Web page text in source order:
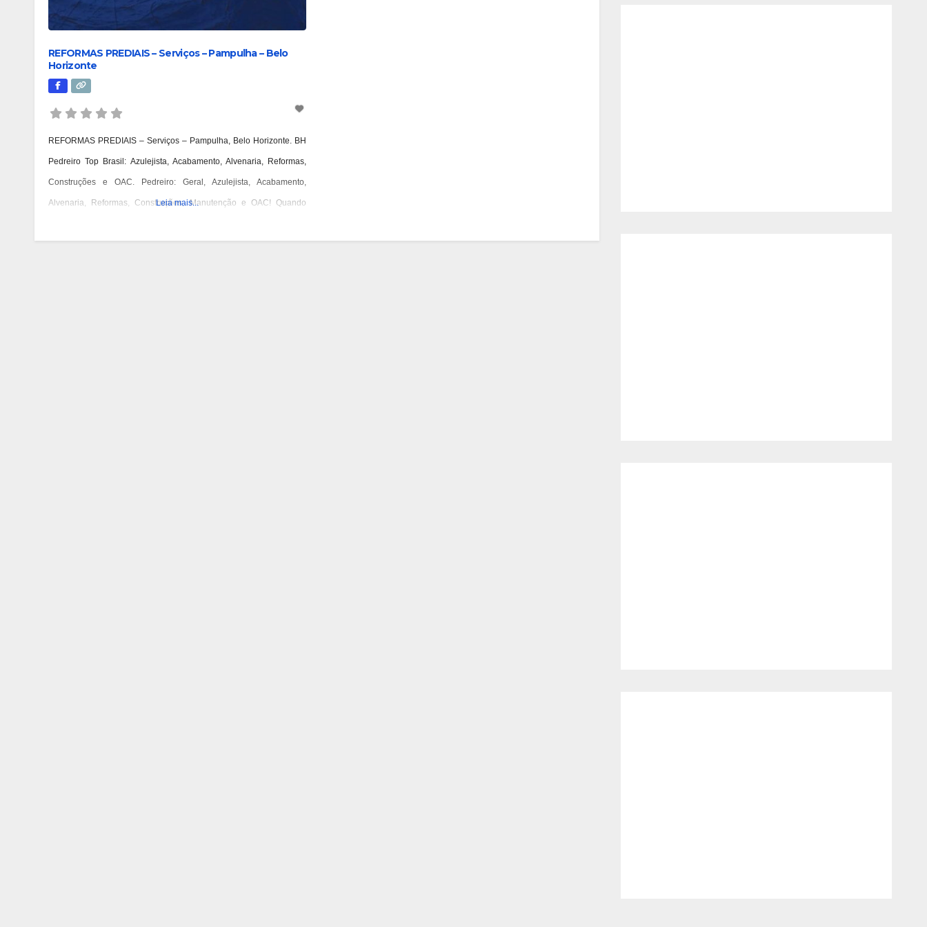
REFORMAS PREDIAIS – Serviços – Pampulha – Belo
Horizonte
REFORMAS PREDIAIS – Serviços – Pampulha, Belo Horizonte. BH
Pedreiro Top Brasil: Azulejista, Acabamento, Alvenaria, Reformas,
Construções e OAC. Pedreiro: Geral, Azulejista, Acabamento,
Alvenaria, Reformas, Construções, Manutenção e OAC! Quando
Leia mais...